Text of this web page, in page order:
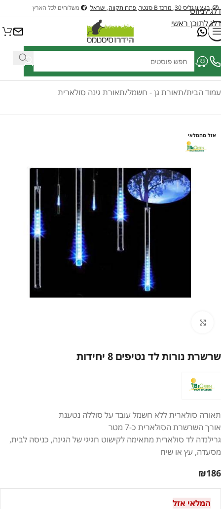
דלג לניווט
דלג לתוכן ראשי
בן ציון גליס 30, מרכז B סנטר, פתח תקווה, ישראל משלוחים לכל הארץ
ציוד לבריכות דגים ונוי ציוד לבריכות שחיה כלי גינון בנזין וחשמלים לגינה
עמוד הבית/תאורת גן - חשמל/תאורת גינה סולארית
אזל מהמלאי
שרשרת נורות לד נטיפים 8 יחידות
תאורה סולארית ללא חשמל עובד על סוללה נטענת
אורך השרשרת הסולארית כ-7 מטר
גרילנדה לד סולארית מתאימה לקישוט חגיגי של הגינה, כניסה לבית,
מסעדה, עץ או שיח
₪186
המלאי אזל